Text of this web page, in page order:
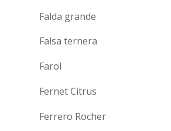
Falda grande
Falsa ternera
Farol
Fernet Citrus
Ferrero Rocher